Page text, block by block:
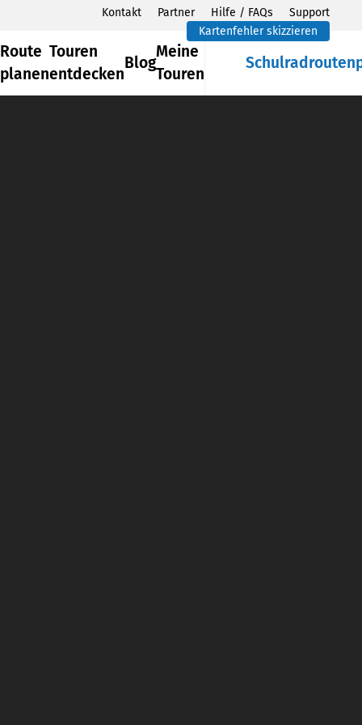
Kontakt Partner Hilfe / FAQs
Support
Kartenfehler skizzieren
Route
planen
Touren
entdecken
Blog
Meine
Touren